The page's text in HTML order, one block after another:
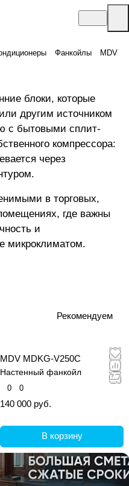
Фанкойлы MDV
блоки, которые
другим источником
с бытовыми сплит-
компрессора:
через
в торговых,
где важны
и
микроклиматом.
Рекомендуем
MDV MDKG-V250C
Настенный фанкойл
0 0
140 000 руб.
В корзину